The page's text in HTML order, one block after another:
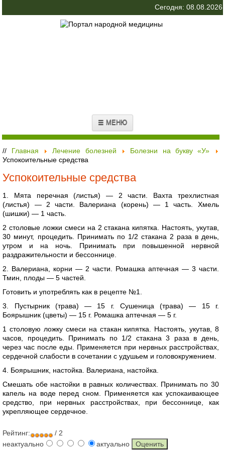
Сегодня: 08.08.2026
☰ МЕНЮ
// Главная Лечение болезней
Болезни на букву «У»
Успокоительные средства
Успокоительные средства
1. Мята перечная (листья) — 2 части. Вахта трехлистная
(листья) — 2 части. Валериана (корень) — 1 часть. Хмель
(шишки) — 1 часть.
2 столовые ложки смеси на 2 стакана кипятка. Настоять, укутав,
30 минут, процедить. Принимать по 1/2 стакана 2 раза в день,
утром и на ночь. Принимать при повышенной нервной
раздражительности и бессоннице.
2. Валериана, корни — 2 части. Ромашка аптечная — 3 части.
Тмин, плоды — 5 частей.
Готовить и употреблять как в рецепте №1.
3. Пустырник (трава) — 15 г. Сушеница (трава) — 15 г.
Боярышник (цветы) — 15 г. Ромашка аптечная — 5 г.
1 столовую ложку смеси на стакан кипятка. Настоять, укутав, 8
часов, процедить. Принимать по 1/2 стакана 3 раза в день,
через час после еды. Применяется при нервных расстройствах,
сердечной слабости в сочетании с удушьем и головокружением.
4. Боярышник, настойка. Валериана, настойка.
Смешать обе настойки в равных количествах. Принимать по 30
капель на воде перед сном. Применяется как успокаивающее
средство, при нервных расстройствах, при бессоннице, как
укрепляющее сердечное.
Рейтинг:
/ 2
неактуально
актуально